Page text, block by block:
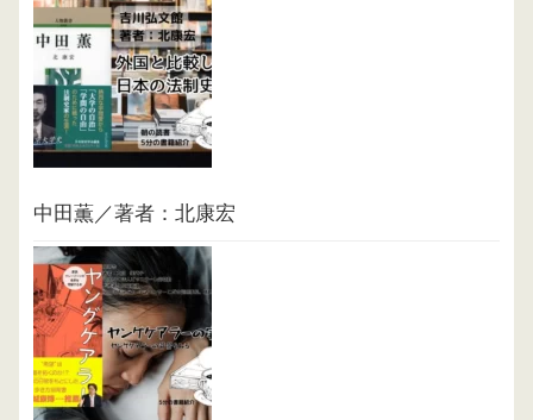
中田薫／著者：北康宏